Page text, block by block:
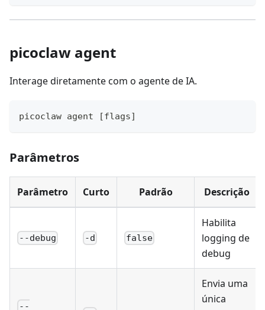
picoclaw agent
Interage diretamente com o agente de IA.
picoclaw agent [flags]
Parâmetros
Parâmetro Curto Padrão Descrição
--debug -d false
Habilita
logging de
debug
--
Envia uma
única